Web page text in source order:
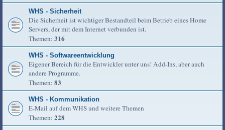
WHS - Sicherheit
Die Sicherheit ist wichtiger Bestandteil beim Betrieb eines Home
Servers, der mit dem Internet verbunden ist.
Themen: 316
WHS - Softwareentwicklung
Eigener Bereich für die Entwickler unter uns! Add-Ins, aber auch
andere Programme.
Themen: 83
WHS - Kommunikation
E-Mail auf dem WHS und weitere Themen
Themen: 228